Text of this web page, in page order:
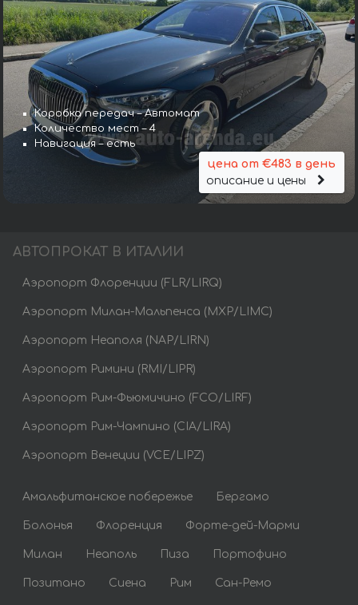
Коробка передач – Автомат
Количество мест – 4
Навигация – есть
цена от €483 в день
описание и цены
АВТОПРОКАТ В ИТАЛИИ
Аэропорт Флоренции (FLR/LIRQ)
Аэропорт Милан-Мальпенса (MXP/LIMC)
Аэропорт Неаполя (NAP/LIRN)
Аэропорт Римини (RMI/LIPR)
Аэропорт Рим-Фьюмичино (FCO/LIRF)
Аэропорт Рим-Чампино (CIA/LIRA)
Аэропорт Венеции (VCE/LIPZ)
Амальфитанское побережье Бергамо
Болонья Флоренция Форте-дей-Марми
Милан Неаполь Пиза Портофино
Позитано Сиена Рим Сан-Ремо